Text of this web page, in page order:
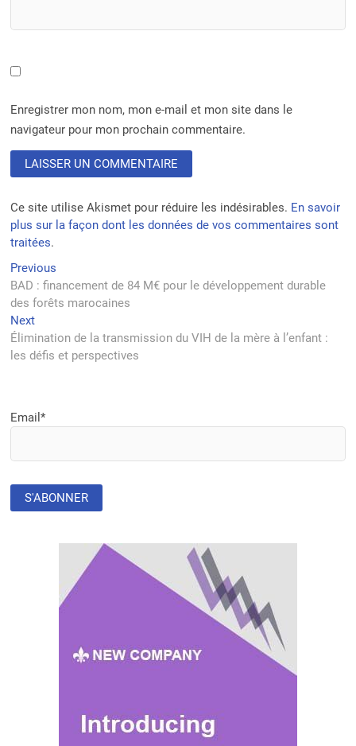
Enregistrer mon nom, mon e-mail et mon site dans le
navigateur pour mon prochain commentaire.
Ce site utilise Akismet pour réduire les indésirables. En savoir
plus sur la façon dont les données de vos commentaires sont
traitées.
Navigation
de
l’article
Previous
post:
BAD : financement de 84 M€ pour le développement durable
des forêts marocaines
NextNext
post:
Élimination de la transmission du VIH de la mère à l’enfant :
les défis et perspectives
Email*